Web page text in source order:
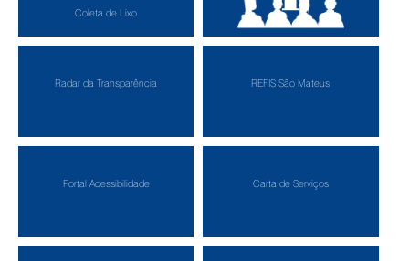
Coleta de Lixo
Audiências Públicas
Radar da Transparência REFIS São Mateus
Portal Acessibilidade Carta de Serviços